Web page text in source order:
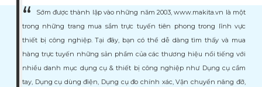
Sớm được thành lập vào những năm 2003, www.makita.vn là một
trong những trang mua sắm trực tuyến tiên phong trong lĩnh vực
thiết bị công nghiệp. Tại đây, bạn có thể dễ dàng tìm thấy và mua
hàng trực tuyến những sản phẩm của các thương hiệu nổi tiếng với
nhiều danh mục dụng cụ & thiết bị công nghiệp như Dụng cụ cầm
tay, Dụng cụ dùng điện, Dụng cụ đo chính xác, Vận chuyển nâng đỡ,